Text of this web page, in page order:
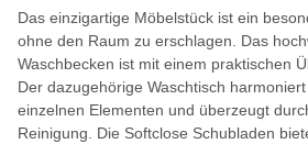
Das einzigartige Möbelstück ist ein
ohne den Raum zu erschlagen. Das
Waschbecken ist mit einem praktischen
Der dazugehörige Waschtisch
einzelnen Elementen und überzeugt
Reinigung. Die Softclose Schubladen